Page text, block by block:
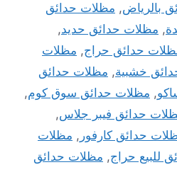
بالرياض, مظلات حدائق
, مظلات حدائق حديد,
حدائق حراج, مظلات
خشبية, مظلات حدائق
, مظلات حدائق سوق كوم,
حدائق فيبر جلاس,
حدائق كارفور , مظلات
للبيع حراج, مظلات حدائق